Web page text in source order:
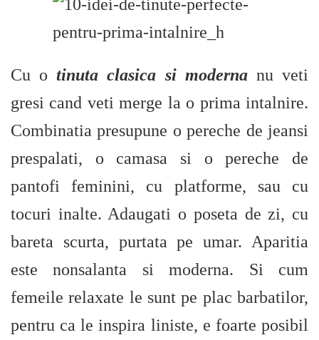
Cu otinuta clasica si modernanu veti
gresi cand veti merge la o prima intalnire.
Combinatia presupune o pereche de jeansi
prespalati, o camasa si o pereche de
pantofi feminini, cu platforme, sau cu
tocuri inalte. Adaugati o poseta de zi, cu
bareta scurta, purtata pe umar. Aparitia
este nonsalanta si moderna. Si cum
femeile relaxate le sunt pe plac barbatilor,
pentru ca le inspira liniste, e foarte posibil